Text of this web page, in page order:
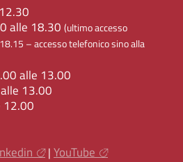
alle 18.30 (ultimo accesso
– accesso telefonico sino alla
alle 13.00
13.00
12.00
| YouTube